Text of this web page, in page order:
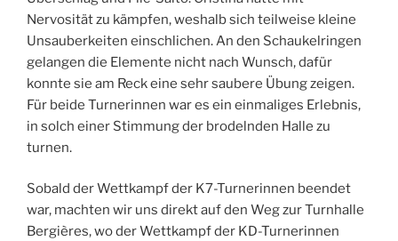
Nervosität zu kämpfen, weshalb sich teilweise kleine
Unsauberkeiten einschlichen. An den Schaukelringen
gelangen die Elemente nicht nach Wunsch, dafür
konnte sie am Reck eine sehr saubere Übung zeigen.
Für beide Turnerinnen war es ein einmaliges Erlebnis,
in solch einer Stimmung der brodelnden Halle zu
turnen.
Sobald der Wettkampf der K7-Turnerinnen beendet
war, machten wir uns direkt auf den Weg zur Turnhalle
Bergières, wo der Wettkampf der KD-Turnerinnen